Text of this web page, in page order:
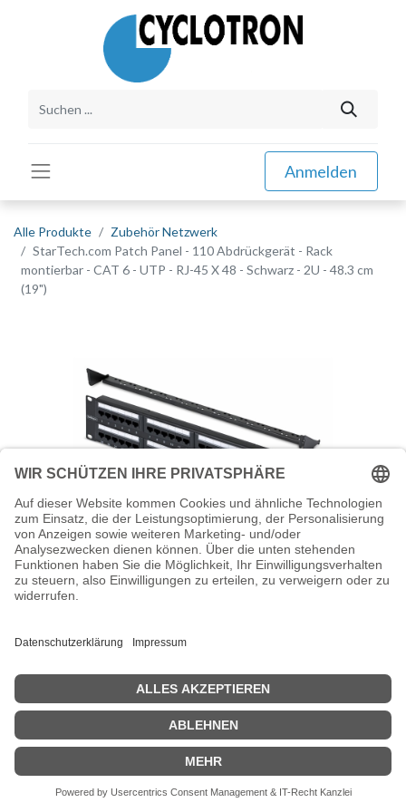
Anmelden
Alle Produkte
Zubehör Netzwerk
StarTech.com Patch Panel - 110 Abdrückgerät - Rack
montierbar - CAT 6 - UTP - RJ-45 X 48 - Schwarz - 2U - 48.3 cm
(19")
StarTech.com Patch Panel - 110
Abdrückgerät - Rack montierbar - CAT 6
- UTP - RJ-45 X 48 - Schwarz - 2U -
48.3 cm (19")
StarTech.com - Patch Panel - 110 Abdrückgerät - Rack montierbar